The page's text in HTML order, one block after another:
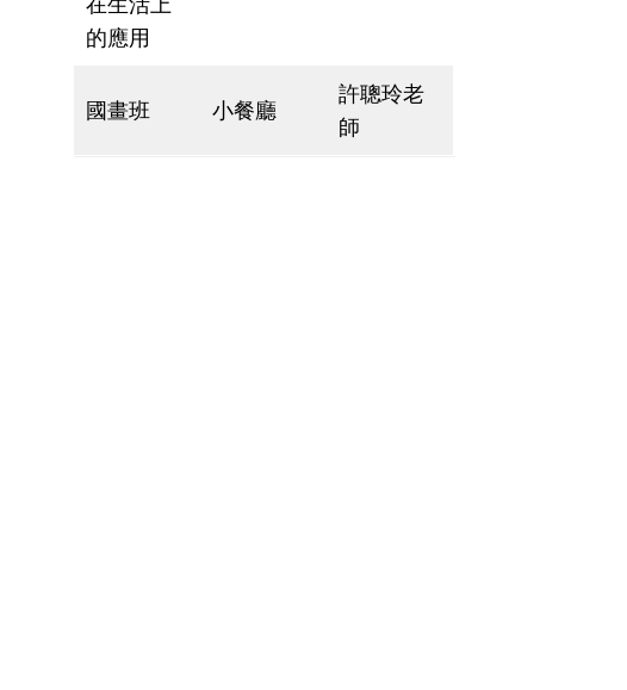
的應用
國畫班 小餐廳
許聰玲老
師